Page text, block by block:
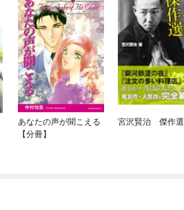
あなたの声が聞こえる
【分冊】
宮沢賢治 傑作選